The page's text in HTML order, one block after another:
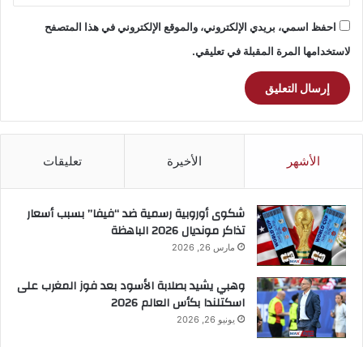
احفظ اسمي، بريدي الإلكتروني، والموقع الإلكتروني في هذا المتصفح
لاستخدامها المرة المقبلة في تعليقي.
الأشهر الأخيرة تعليقات
شكوى أوروبية رسمية ضد “فيفا” بسبب أسعار
تذاكر مونديال 2026 الباهظة
مارس 26, 2026
وهبي يشيد بصلابة الأسود بعد فوز المغرب على
اسكتلندا بكأس العالم 2026
يونيو 26, 2026